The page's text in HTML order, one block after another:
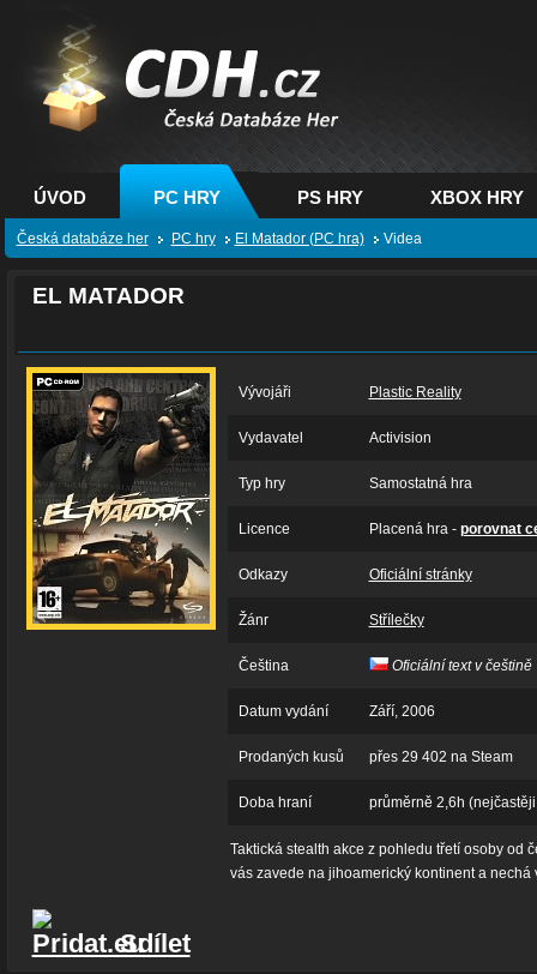
CDH.cz - hry na PC,
PS, XBOX - Česká
databáze her
ÚVOD PC HRY PS HRY XBOX HRY
Česká databáze her PC hry El Matador (PC hra) Videa
EL MATADOR
Vývojáři Plastic Reality
Vydavatel Activision
Typ hry Samostatná hra
Licence Placená hra - porovnat
Odkazy Oficiální stránky
Žánr Střílečky
Čeština Oficiální text v češtině
Datum vydání Září, 2006
Prodaných kusů přes 29 402 na Steam
Doba hraní průměrně 2,6h
Taktická stealth akce z pohledu třetí osoby od
vás zavede na jihoamerický kontinent a nechá
Sdílet